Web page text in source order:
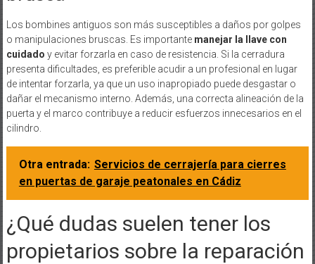
Los bombines antiguos son más susceptibles a daños por golpes
o manipulaciones bruscas. Es importante manejar la llave con
cuidado y evitar forzarla en caso de resistencia. Si la cerradura
presenta dificultades, es preferible acudir a un profesional en lugar
de intentar forzarla, ya que un uso inapropiado puede desgastar o
dañar el mecanismo interno. Además, una correcta alineación de la
puerta y el marco contribuye a reducir esfuerzos innecesarios en el
cilindro.
Otra entrada: Servicios de cerrajería para cierres
en puertas de garaje peatonales en Cádiz
¿Qué dudas suelen tener los
propietarios sobre la reparación